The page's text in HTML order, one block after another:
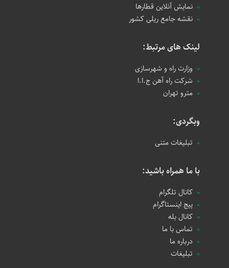
نمایش آنلاین قطارها
نقشه جامع ریلی کشور
لینک های مرتبط:
وزارت راه و شهرسازی
شرکت راه آهن ج.ا.ا
مترو تهران
وبگردی:
تبلیغات متنی
با ما همراه باشید:
کانال تلگرام
پیج اینستاگرام
کانال بله
تماس با ما
درباره ما
تبلیغات